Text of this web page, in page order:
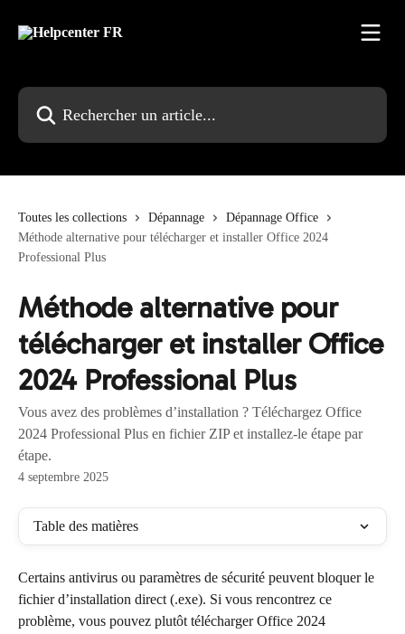
Rechercher un article...
Toutes les collections Dépannage
Dépannage Office
Méthode alternative pour télécharger et installer Office 2024
Professional Plus
Méthode alternative pour
télécharger et installer Office
2024 Professional Plus
Vous avez des problèmes d’installation ? Téléchargez Office
2024 Professional Plus en fichier ZIP et installez-le étape par
étape.
4 septembre 2025
Table des matières
Certains antivirus ou paramètres de sécurité peuvent bloquer le
fichier d’installation direct (.exe). Si vous rencontrez ce
problème, vous pouvez plutôt télécharger Office 2024